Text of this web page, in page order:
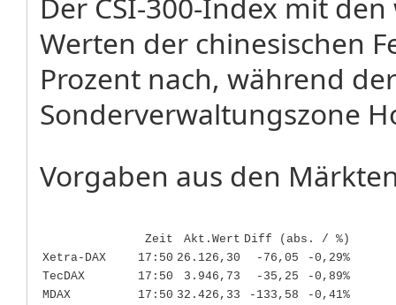
Werten der chinesischen
Prozent nach, während
Sonderverwaltungszone
Vorgaben aus den
Zeit Akt.Wert Diff (abs. / %)
Xetra-DAX
17:50 26.126,30 -76,05
-0,29%
TecDAX
17:50 3.946,73 -35,25
-0,89%
MDAX
17:50 32.426,33 -133,58
-0,41%